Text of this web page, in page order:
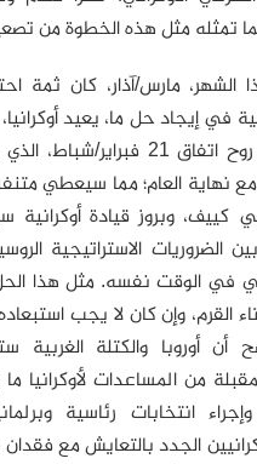
تمثله مثل هذه الخطوة من
مارس/آذار، كان ثمة
في إيجاد حل ما، يعيد
يانكوفيتش، إلى روح اتفاق 21 فبراير/
نهاية العام؛ مما سيعطي
وبروز قيادة أوكرانية
الضروريات الاستراتيجية
في الوقت نفسه. مثل هذا
القرم، وإن كان لا يجب
أن أوروبا والكتلة
من المساعدات لأوكرانيا
وإجراء انتخابات رئاسية
الجدد بالتعايش مع فقدان